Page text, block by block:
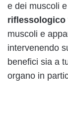
e dei muscoli
riflessologico
muscoli e
intervenendo
benefici sia a
organo in